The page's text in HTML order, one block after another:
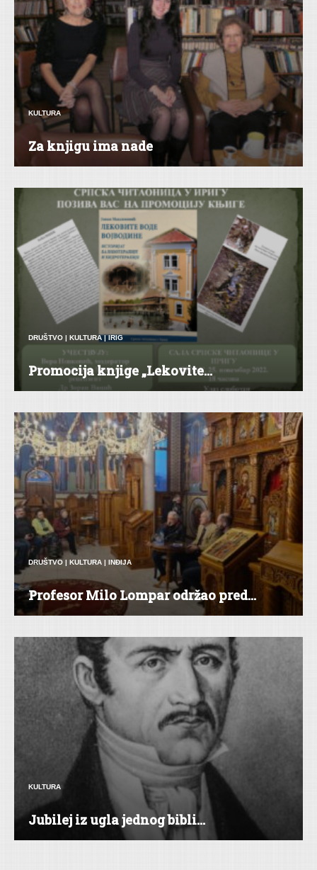
KULTURA
Za knji­gu ima na­de
DRUŠTVO | KULTURA|IRIG
Promocija knjige „Lekovite...
DRUŠTVO | KULTURA | INĐIJA
Profesor Milo Lompar održao pred...
KULTURA
Ju­bi­lej iz ugla jed­nog bi­bli...